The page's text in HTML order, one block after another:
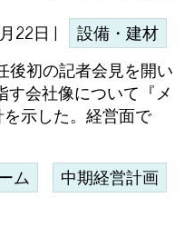
22日 | 設備・建材
後初の記者会見を開い
す会社像について『メ
示した。経営面で
ム 中期経営計画